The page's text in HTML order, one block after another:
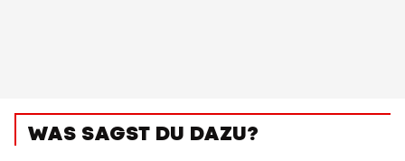
WAS SAGST DU DAZU?